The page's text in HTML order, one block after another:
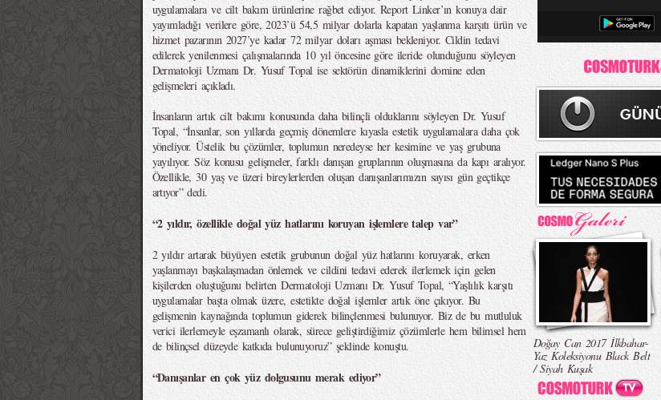
uygulamalara ve cilt bakım ürünlerine rağbet ediyor. Report Linker’ın konuya dair
yayımladığı verilere göre, 2023’ü 54,5 milyar dolarla kapatan yaşlanma karşıtı ürün ve
hizmet pazarının 2027’ye kadar 72 milyar doları aşması bekleniyor. Cildin tedavi
edilerek yenilenmesi çalışmalarında 10 yıl öncesine göre ileride olunduğunu söyleyen
Dermatoloji Uzmanı Dr. Yusuf Topal ise sektörün dinamiklerini domine eden
gelişmeleri açıkladı.
İnsanların artık cilt bakımı konusunda daha bilinçli olduklarını söyleyen Dr. Yusuf
Topal, “İnsanlar, son yıllarda geçmiş dönemlere kıyasla estetik uygulamalara daha çok
yöneliyor. Üstelik bu çözümler, toplumun neredeyse her kesimine ve yaş grubuna
yayılıyor. Söz konusu gelişmeler, farklı danışan gruplarının oluşmasına da kapı aralıyor.
Özellikle, 30 yaş ve üzeri bireylerlerden oluşan danışanlarımızın sayısı gün geçtikçe
artıyor” dedi.
“2 yıldır, özellikle doğal yüz hatlarını koruyan işlemlere talep var”
2 yıldır artarak büyüyen estetik grubunun doğal yüz hatlarını koruyarak, erken
yaşlanmayı başkalaşmadan önlemek ve cildini tedavi ederek ilerlemek için gelen
kişilerden oluştuğunu belirten Dermatoloji Uzmanı Dr. Yusuf Topal, “Yaşlılık karşıtı
uygulamalar başta olmak üzere, estetikte doğal işlemler artık öne çıkıyor. Bu
gelişmenin kaynağında toplumun giderek bilinçlenmesi bulunuyor. Biz de bu mutluluk
verici ilerlemeyle eşzamanlı olarak, sürece geliştirdiğimiz çözümlerle hem bilimsel hem
de bilinçsel düzeyde katkıda bulunuyoruz” şeklinde konuştu.
“Danışanlar en çok yüz dolgusunu merak ediyor”
Doğay Can 2017 İlkbahar-
Yaz Koleksiyonu Black Belt
/ Siyah Kuşak